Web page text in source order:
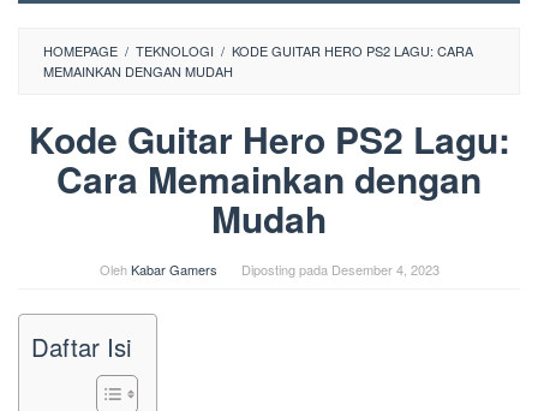
HOMEPAGE / TEKNOLOGI / KODE GUITAR HERO PS2 LAGU: CARA
MEMAINKAN DENGAN MUDAH
Kode Guitar Hero PS2 Lagu:
Cara Memainkan dengan
Mudah
OlehKabar Gamers Diposting pada Desember 4, 2023
Daftar Isi